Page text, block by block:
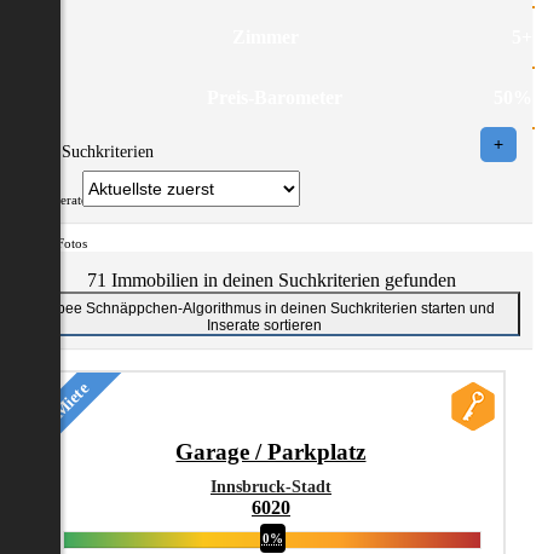
Eigene Suchkriterien +
Auch Inserate mit Provision anzeigen
Nur mit Fotos
Flatbee Immobilienvergleich aktivieren
Suchen
71 Immobilien in deinen Suchkriterien gefunden
Flatbee Schnäppchen-Algorithmus in deinen Suchkriterien starten und
Inserate sortieren
Garage / Parkplatz
Innsbruck-Stadt
6020
0%
Miete